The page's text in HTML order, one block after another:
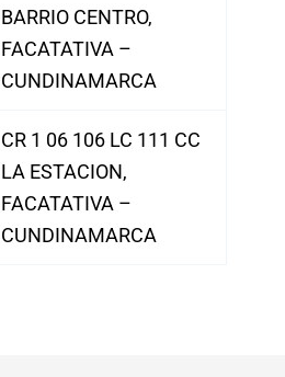
BARRIO CENTRO,
FACATATIVA –
CUNDINAMARCA
CR 1 06 106 LC 111 CC
LA ESTACION,
FACATATIVA –
CUNDINAMARCA